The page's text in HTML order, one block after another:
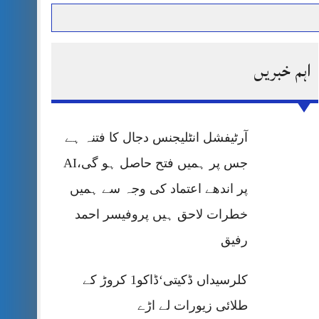
پر قربان
اہم خبریں
آرٹیفشل انٹلیجنس دجال کا فتنہ ہے
جس پر ہمیں فتح حاصل ہو گی،AI
پر اندھے اعتماد کی وجہ سے ہمیں
خطرات لاحق ہیں پروفیسر احمد
رفیق
کلرسیداں ڈکیتی‘ڈاکو1 کروڑ کے
طلائی زیورات لے اڑے